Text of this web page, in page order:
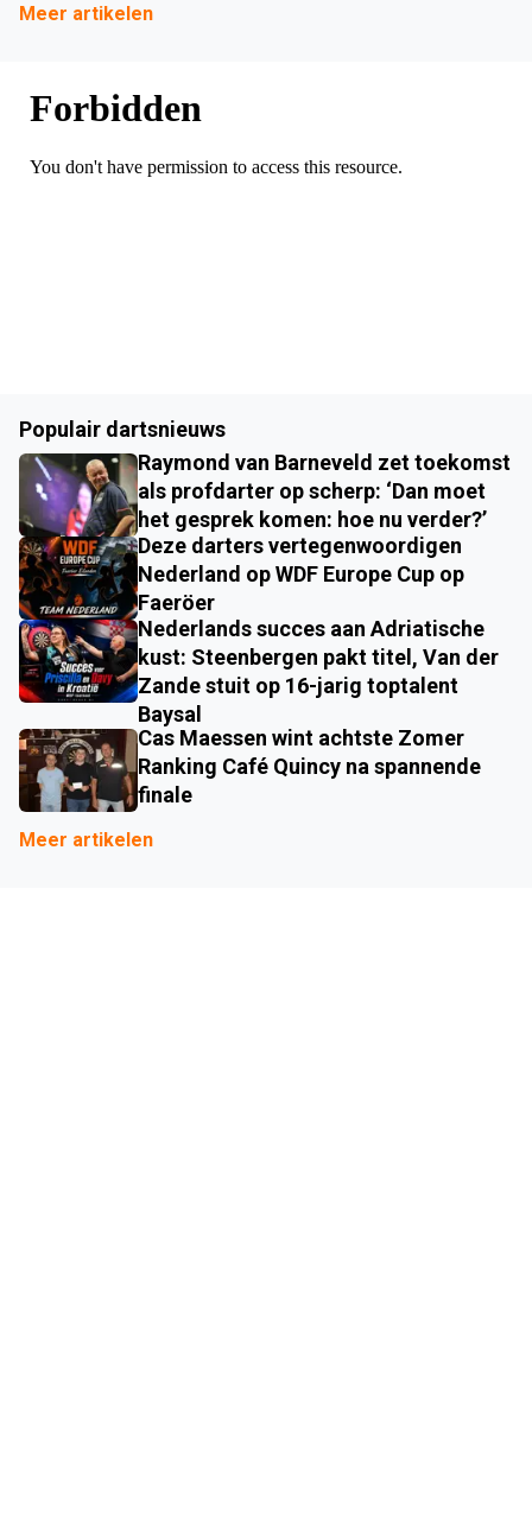
Meer artikelen
Populair dartsnieuws
Raymond van Barneveld zet toekomst
als profdarter op scherp: ‘Dan moet
het gesprek komen: hoe nu verder?’
Deze darters vertegenwoordigen
Nederland op WDF Europe Cup op
Faeröer
Nederlands succes aan Adriatische
kust: Steenbergen pakt titel, Van der
Zande stuit op 16-jarig toptalent
Baysal
Cas Maessen wint achtste Zomer
Ranking Café Quincy na spannende
finale
Meer artikelen